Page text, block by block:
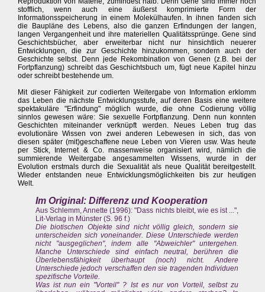
stofflich, wenn auch eine äußerst komprimierte Form der
Informationsspeicherung in einem Molekülhaufen. In ihnen fanden sich
die Baupläne des Lebens, also die ganzen Erfindungen der langen,
langen Vergangenheit und ihre materiellen Qualitätssprünge. Gene sind
Geschichtsbücher, aber erweiterbar nicht nur hinsichtlich neuerer
Entwicklungen, die zur Geschichte hinzukommen, sondern auch der
Geschichte selbst. Denn jede Rekombination von Genen (z.B. bei der
Fortpflanzung) schreibt das Geschichtsbuch um, fügt neue Kapitel hinzu
oder schreibt bestehende um.
Mit dieser Fähigkeit zur codierten Weitergabe von Information erklomm
das Leben die nächste Entwicklungsstufe, auf deren Basis eine weitere
spektakuläre "Erfindung" möglich wurde, die ohne Codierung völlig
sinnlos gewesen wäre: Sie sexuelle Fortpflanzung. Denn nun konnten
Geschichten miteinander verknüpft werden. Neues Leben trug das
evolutionäre Wissen von zwei anderen Lebewesen in sich, das von
diesen später (mit)geschaffene neue Leben von Vieren usw. Was heute
per Stick, Internet & Co. massenweise organisiert wird, nämlich die
summierende Weitergabe angesammelten Wissens, wurde in der
Evolution erstmals durch die Sexualität als neue Qualität bereitgestellt.
Wieder entstanden neue Entwicklungsmöglichkeiten bis zur heutigen
Welt.
Im Original: Differenz und Kooperation
Aus Schlemm, Annette (1996): "Dass nichts bleibt, wie es ist ...",
Lit-Verlag in Münster (S. 96 f.)
Die biotischen Objekte sind nicht völlig gleich, sondern sie
unterscheiden sich voneinander. Diese Unterschiede werden
nicht "ausgeglichen", indem alle "Abweichler" untergehen.
Manche Unterschiede sind einfach neutral, berühren die
Überlebensfähigkeit überhaupt (noch) nicht. Andere
Unterschiede jedoch verschaffen den sie tragenden Individuen
spezifische Vorteile.
Was ist nun ein "Vorteil" ? Ist es nur von Vorteil, selbst zu